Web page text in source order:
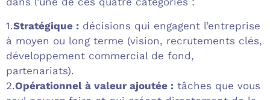
1.Stratégique : décisions qui engagent l’entreprise
à moyen ou long terme (vision, recrutements clés,
développement commercial de fond,
partenariats).
2.Opérationnel à valeur ajoutée : tâches que vous